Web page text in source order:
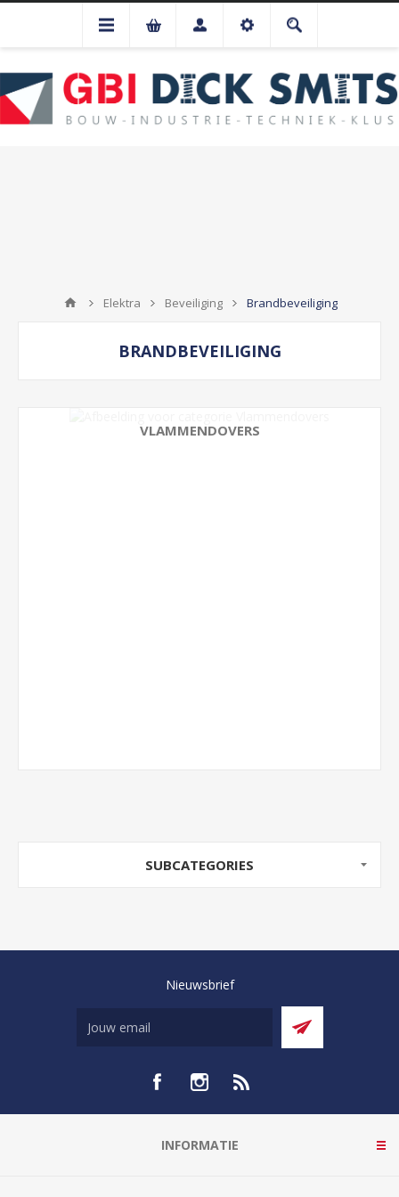
Elektra Beveiliging Brandbeveiliging
BRANDBEVEILIGING
VLAMMENDOVERS
SUBCATEGORIES
Nieuwsbrief
INFORMATIE